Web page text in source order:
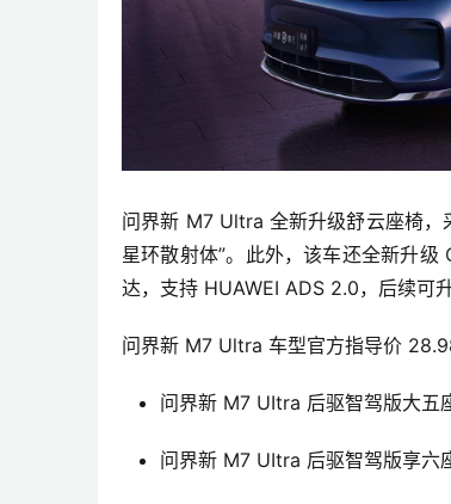
问界新 M7 Ultra 全新升级舒云座椅
星环散射体”。此外，该车还全新升级
达，支持 HUAWEI ADS 2.0，后续可
问界新 M7 Ultra 车型官方指导价
问界新 M7 UItra 后驱智驾版大五
问界新 M7 UItra 后驱智驾版享六